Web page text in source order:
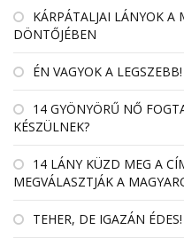
KÁRPÁTALJAI LÁNYOK A
DÖNTŐJÉBEN
ÉN VAGYOK A LEGSZEBB!
14 GYÖNYÖRŰ NŐ
KÉSZÜLNEK?
14 LÁNY KÜZD MEG A
MEGVÁLASZTJÁK A
TEHER, DE IGAZÁN ÉDES!